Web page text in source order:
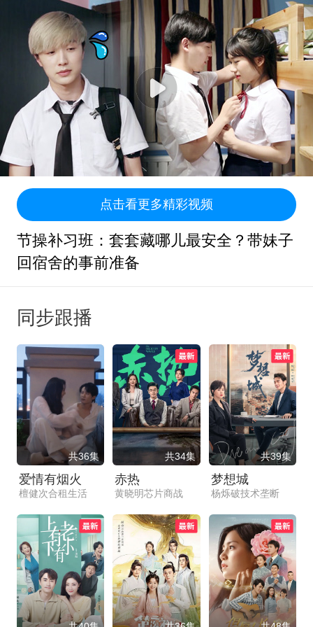
点击看更多精彩视频
节操补习班：套套藏哪儿最安全？带妹子
回宿舍的事前准备
同步跟播
共36集
爱情有烟火
檀健次合租生活
共34集
赤热
黄晓明芯片商战
共39集
梦想城
杨烁破技术垄断